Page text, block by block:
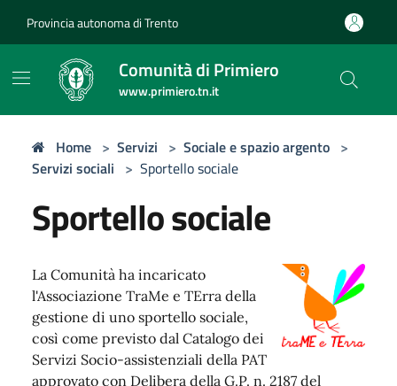
Provincia autonoma di Trento
Comunità di Primiero
www.primiero.tn.it
Home > Servizi > Sociale e spazio argento >
Servizi sociali > Sportello sociale
Sportello sociale
La Comunità ha incaricato
l'Associazione TraMe e TErra della
gestione di uno sportello sociale,
così come previsto dal Catalogo dei
Servizi Socio-assistenziali della PAT
approvato con Delibera della G.P. n. 2187 del